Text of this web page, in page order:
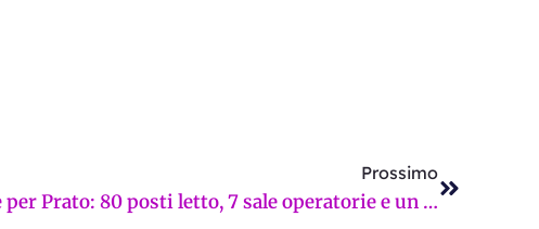
Prossimo
Un nuovo ospedale per Prato: 80 posti letto, 7 sale operatorie e un parcheggio pubblico per la città